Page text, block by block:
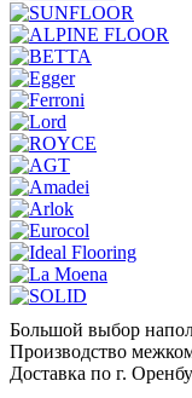
Большой выбор
Производство
Доставка по г.